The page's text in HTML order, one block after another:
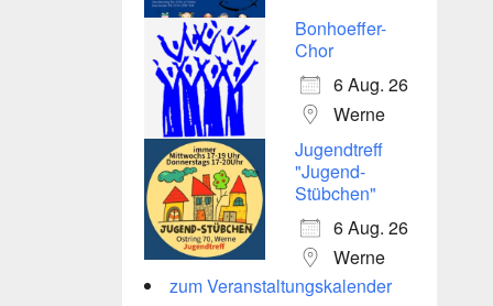
Bonhoeffer-
Chor
6 Aug. 26
Werne
Jugendtreff
"Jugend-
Stübchen"
6 Aug. 26
Werne
zum Veranstaltungskalender